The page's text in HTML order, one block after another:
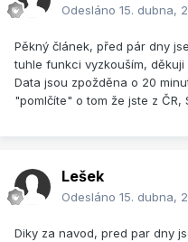
Odesláno 15. dubna,
Pěkný článek, před pár dny
tuhle funkci vyzkouším, děkuji
Data jsou zpožděna o 20
"pomlčíte" o tom že jste z ČR,
Lešek
Odesláno 15. dubna,
Diky za navod, pred par dny